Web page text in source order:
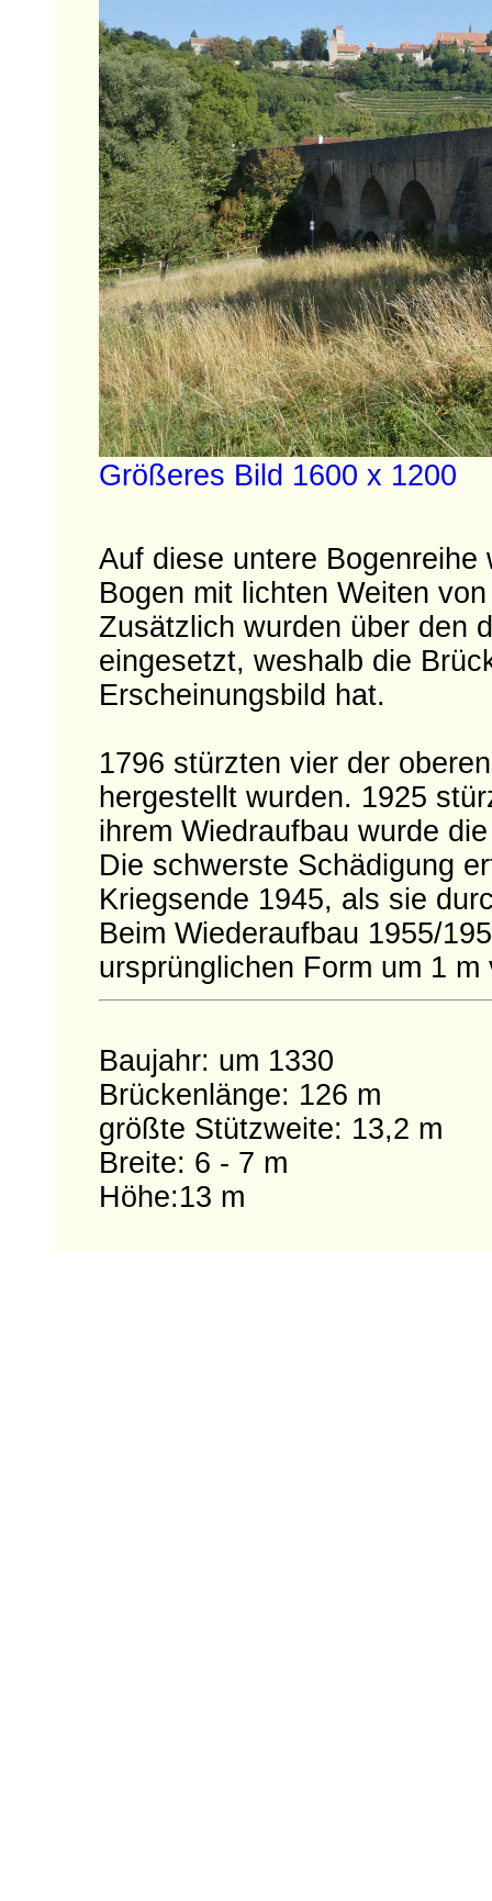
Größeres Bild 1600 x 1200
Auf diese untere
Bogen mit lichten Weiten
Zusätzlich wurden über den
eingesetzt, weshalb die
Erscheinungsbild hat.
1796 stürzten vier der
hergestellt wurden. 1925
ihrem Wiedraufbau wurde
Die schwerste Schädigung
Kriegsende 1945, als sie
Beim Wiederaufbau 1955/
ursprünglichen Form um 1 m
Baujahr: um 1330
Brückenlänge: 126 m
größte Stützweite: 13,2 m
Breite: 6 - 7 m
Höhe:13 m